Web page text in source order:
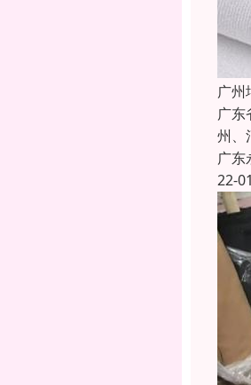
广州
广东
州
广东
22-